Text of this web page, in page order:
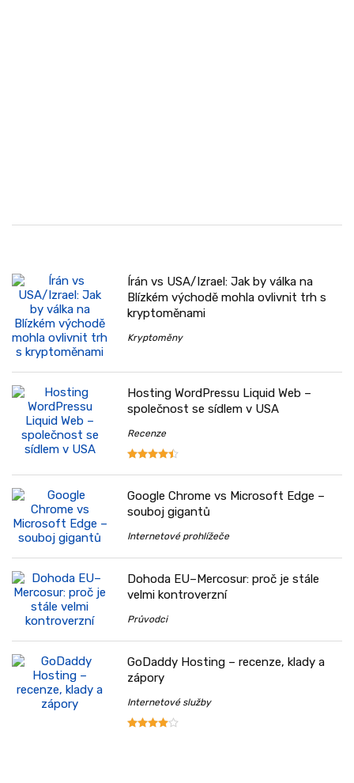
Írán vs USA/Izrael: Jak by válka na
Blízkém východě mohla ovlivnit trh s
kryptoměnami
Kryptoměny
Hosting WordPressu Liquid Web –
společnost se sídlem v USA
Recenze
Google Chrome vs Microsoft Edge –
souboj gigantů
Internetové prohlížeče
Dohoda EU–Mercosur: proč je stále
velmi kontroverzní
Průvodci
GoDaddy Hosting – recenze, klady a
zápory
Internetové služby